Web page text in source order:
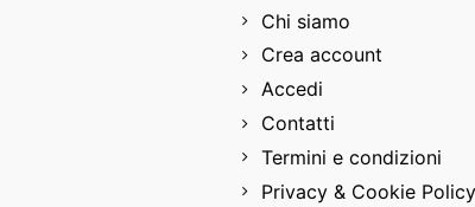
Chi siamo
Crea account
Accedi
Contatti
Termini e condizioni
Privacy & Cookie Policy